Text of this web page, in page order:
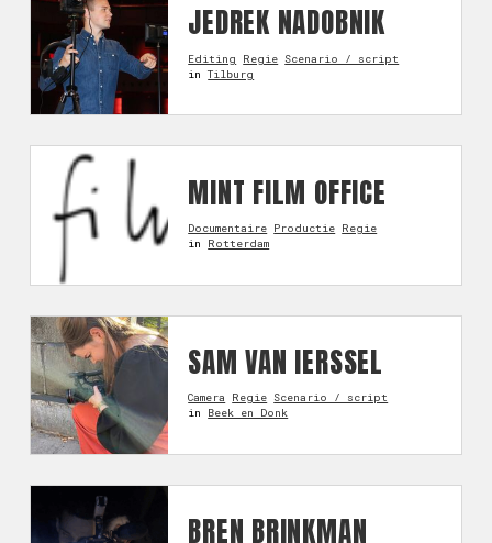
JEDREK NADOBNIK
Editing Regie Scenario / script
inTilburg
MINT FILM OFFICE
Documentaire Productie Regie
in Rotterdam
SAM VAN IERSSEL
Camera Regie Scenario / script
in Beek en Donk
BREN BRINKMAN